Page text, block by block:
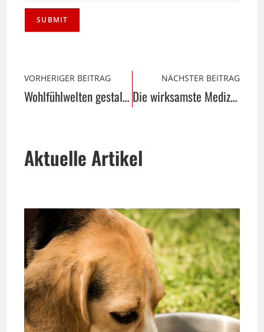
VORHERIGER BEITRAG
Wohlfühlwelten gestalten
NÄCHSTER BEITRAG
Die wirksamste Medizin …
Aktuelle Artikel